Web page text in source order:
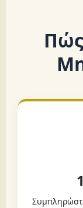
Πώς